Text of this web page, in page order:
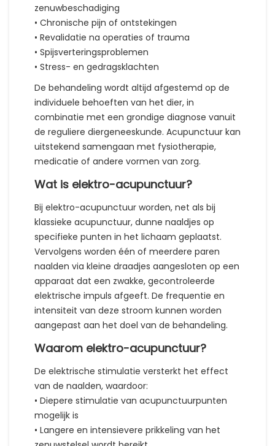
zenuwbeschadiging
• Chronische pijn of ontstekingen
• Revalidatie na operaties of trauma
• Spijsverteringsproblemen
• Stress- en gedragsklachten
De behandeling wordt altijd afgestemd op de
individuele behoeften van het dier, in
combinatie met een grondige diagnose vanuit
de reguliere diergeneeskunde. Acupunctuur kan
uitstekend samengaan met fysiotherapie,
medicatie of andere vormen van zorg.
Wat is elektro-acupunctuur?
Bij elektro-acupunctuur worden, net als bij
klassieke acupunctuur, dunne naaldjes op
specifieke punten in het lichaam geplaatst.
Vervolgens worden één of meerdere paren
naalden via kleine draadjes aangesloten op een
apparaat dat een zwakke, gecontroleerde
elektrische impuls afgeeft. De frequentie en
intensiteit van deze stroom kunnen worden
aangepast aan het doel van de behandeling.
Waarom elektro-acupunctuur?
De elektrische stimulatie versterkt het effect
van de naalden, waardoor:
• Diepere stimulatie van acupunctuurpunten
mogelijk is
• Langere en intensievere prikkeling van het